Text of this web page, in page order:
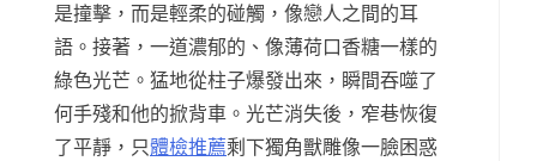
是撞擊，而是輕柔的碰觸，像戀人之間的耳
語。接著，一道濃郁的、像薄荷口香糖一樣的
綠色光芒。猛地從柱子爆發出來，瞬間吞噬了
何手殘和他的掀背車。光芒消失後，窄巷恢復
了平靜，只體檢推薦剩下獨角獸雕像一臉困惑